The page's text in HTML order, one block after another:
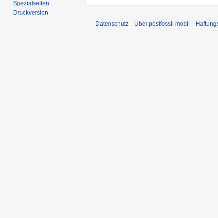
Spezialseiten
Druckversion
Datenschutz
Über postfossil mobil